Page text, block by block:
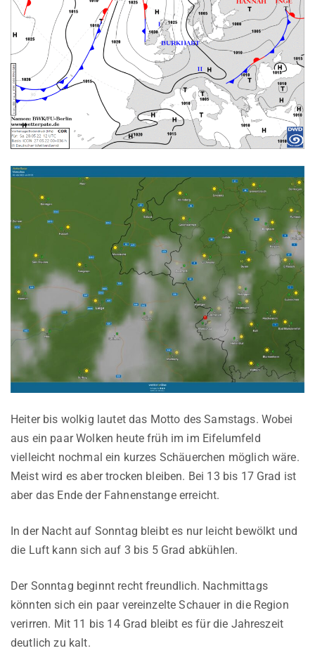
Heiter bis wolkig lautet das Motto des Samstags. Wobei
aus ein paar Wolken heute früh im im Eifelumfeld
vielleicht nochmal ein kurzes Schäuerchen möglich wäre.
Meist wird es aber trocken bleiben. Bei 13 bis 17 Grad ist
aber das Ende der Fahnenstange erreicht.
In der Nacht auf Sonntag bleibt es nur leicht bewölkt und
die Luft kann sich auf 3 bis 5 Grad abkühlen.
Der Sonntag beginnt recht freundlich. Nachmittags
könnten sich ein paar vereinzelte Schauer in die Region
verirren. Mit 11 bis 14 Grad bleibt es für die Jahreszeit
deutlich zu kalt.